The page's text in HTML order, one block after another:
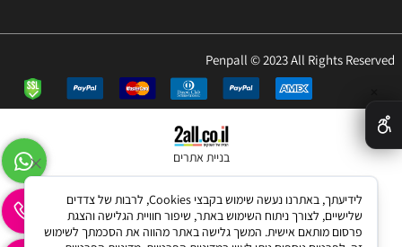
Penpall © 2023 All Rights Reserved
בניית אתרים
לידיעתך, באתרנו נעשה שימוש בקבצי Cookies, לרבות של צדדים
שלישיים, לצורך ניתוח השימוש באתר, שיפור חוויית הגלישה והצגת
פרסום מותאם אישית. המשך גלישה באתר מהווה את הסכמתך לשימוש